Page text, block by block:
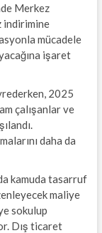
Merkez
indirimine
mücadele
işaret
2025
çalışanlar ve
daha da
kamuda tasarruf
maliye
sokulup
Dış ticaret